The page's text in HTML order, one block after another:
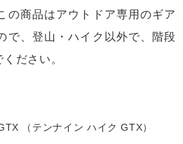
の商品はアウトドア専用のギア
で、登山・ハイク以外で、階段
ださい。
（テンナイン ハイク GTX）